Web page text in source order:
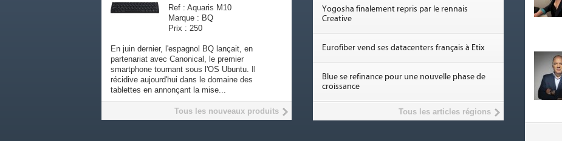
Ref : Aquaris M10
Marque : BQ
Prix : 250
En juin dernier, l'espagnol BQ lançait, en
partenariat avec Canonical, le premier
smartphone tournant sous l'OS Ubuntu. Il
récidive aujourd'hui dans le domaine des
tablettes en annonçant la mise...
Tous les nouveaux produits
Yogosha finalement repris par le rennais
Creative
Eurofiber vend ses datacenters français à Etix
Blue se refinance pour une nouvelle phase de
croissance
Tous les articles régions